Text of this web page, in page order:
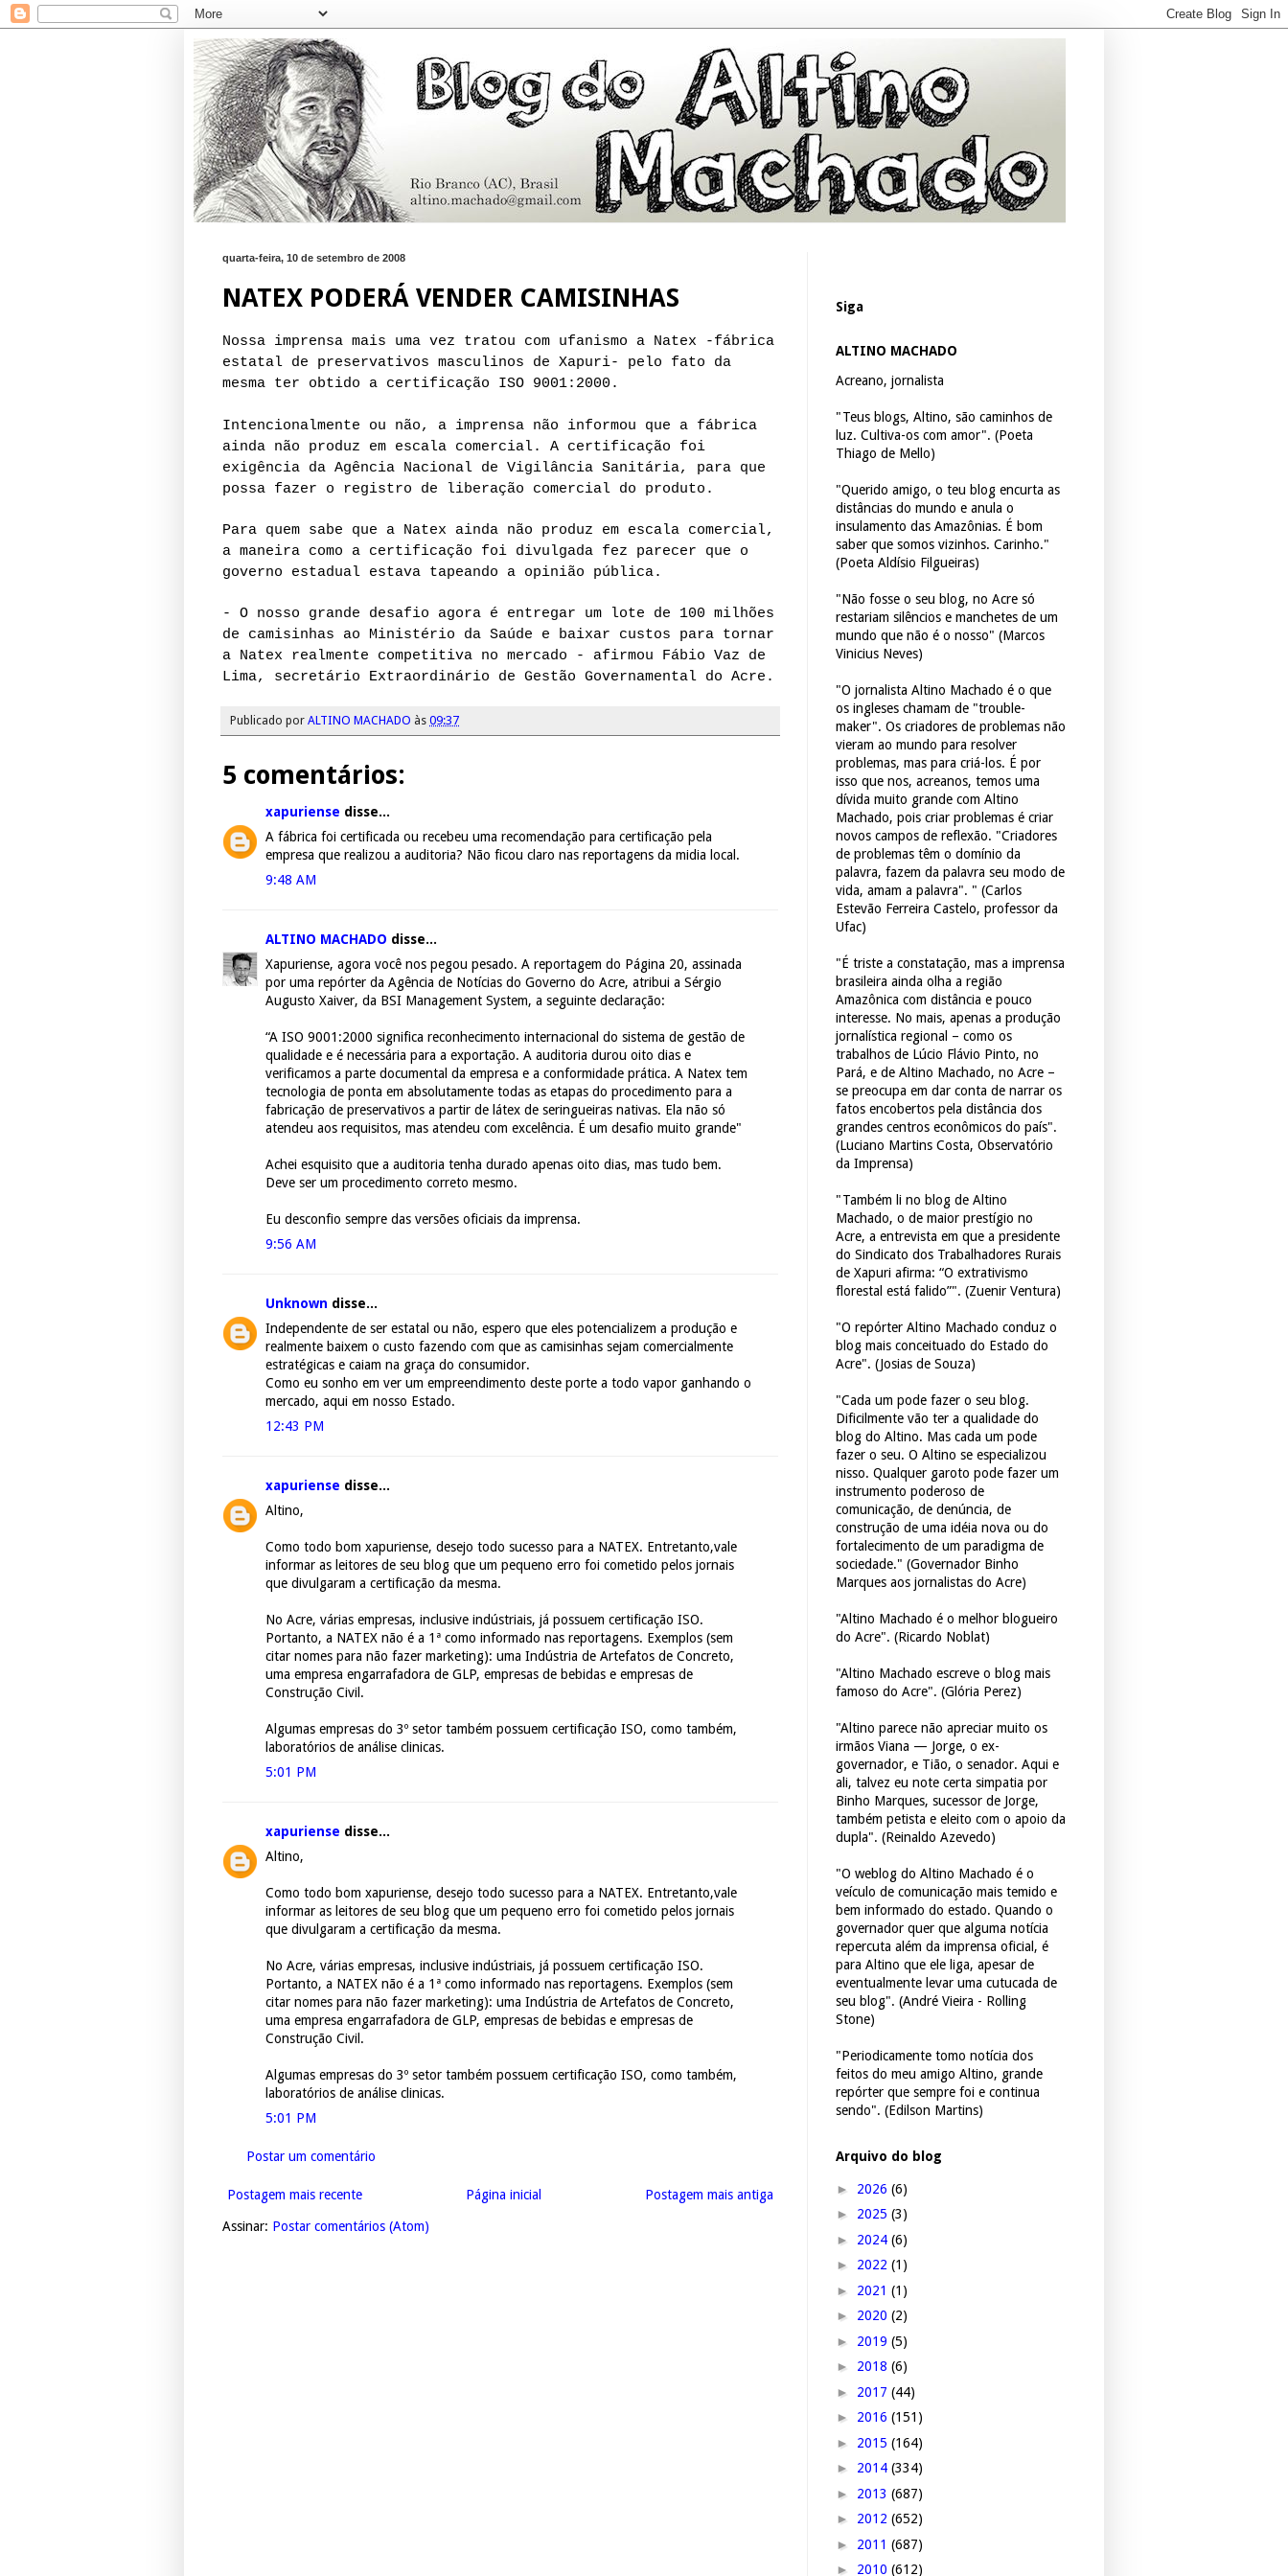
quarta-feira, 10 de setembro de 2008
NATEX PODERÁ VENDER CAMISINHAS
Nossa imprensa mais uma vez tratou com ufanismo a Natex -fábrica
estatal de preservativos masculinos de Xapuri- pelo fato da
mesma ter obtido a certificação ISO 9001:2000.
Intencionalmente ou não, a imprensa não informou que a fábrica
ainda não produz em escala comercial. A certificação foi
exigência da Agência Nacional de Vigilância Sanitária, para que
possa fazer o registro de liberação comercial do produto.
Para quem sabe que a Natex ainda não produz em escala comercial,
a maneira como a certificação foi divulgada fez parecer que o
governo estadual estava tapeando a opinião pública.
- O nosso grande desafio agora é entregar um lote de 100 milhões
de camisinhas ao Ministério da Saúde e baixar custos para tornar
a Natex realmente competitiva no mercado - afirmou Fábio Vaz de
Lima, secretário Extraordinário de Gestão Governamental do Acre.
Publicado por ALTINO MACHADO às 09:37
5 comentários:
xapuriense disse...
A fábrica foi certificada ou recebeu uma recomendação para certificação pela
empresa que realizou a auditoria? Não ficou claro nas reportagens da midia local.
9:48 AM
ALTINO MACHADO disse...
Xapuriense, agora você nos pegou pesado. A reportagem do Página 20, assinada
por uma repórter da Agência de Notícias do Governo do Acre, atribui a Sérgio
Augusto Xaiver, da BSI Management System, a seguinte declaração:
“A ISO 9001:2000 significa reconhecimento internacional do sistema de gestão de
qualidade e é necessária para a exportação. A auditoria durou oito dias e
verificamos a parte documental da empresa e a conformidade prática. A Natex tem
tecnologia de ponta em absolutamente todas as etapas do procedimento para a
fabricação de preservativos a partir de látex de seringueiras nativas. Ela não só
atendeu aos requisitos, mas atendeu com excelência. É um desafio muito grande"
Achei esquisito que a auditoria tenha durado apenas oito dias, mas tudo bem.
Deve ser um procedimento correto mesmo.
Eu desconfio sempre das versões oficiais da imprensa.
9:56 AM
Unknown disse...
Independente de ser estatal ou não, espero que eles potencializem a produção e
realmente baixem o custo fazendo com que as camisinhas sejam comercialmente
estratégicas e caiam na graça do consumidor.
Como eu sonho em ver um empreendimento deste porte a todo vapor ganhando o
mercado, aqui em nosso Estado.
12:43 PM
xapuriense disse...
Altino,
Como todo bom xapuriense, desejo todo sucesso para a NATEX. Entretanto,vale
informar as leitores de seu blog que um pequeno erro foi cometido pelos jornais
que divulgaram a certificação da mesma.
No Acre, várias empresas, inclusive indústriais, já possuem certificação ISO.
Portanto, a NATEX não é a 1ª como informado nas reportagens. Exemplos (sem
citar nomes para não fazer marketing): uma Indústria de Artefatos de Concreto,
uma empresa engarrafadora de GLP, empresas de bebidas e empresas de
Construção Civil.
Algumas empresas do 3º setor também possuem certificação ISO, como também,
laboratórios de análise clinicas.
5:01 PM
xapuriense disse...
Altino,
Como todo bom xapuriense, desejo todo sucesso para a NATEX. Entretanto,vale
informar as leitores de seu blog que um pequeno erro foi cometido pelos jornais
que divulgaram a certificação da mesma.
No Acre, várias empresas, inclusive indústriais, já possuem certificação ISO.
Portanto, a NATEX não é a 1ª como informado nas reportagens. Exemplos (sem
citar nomes para não fazer marketing): uma Indústria de Artefatos de Concreto,
uma empresa engarrafadora de GLP, empresas de bebidas e empresas de
Construção Civil.
Algumas empresas do 3º setor também possuem certificação ISO, como também,
laboratórios de análise clinicas.
5:01 PM
Postar um comentário
Postagem mais recente Postagem mais antiga
Página inicial
Assinar: Postar comentários (Atom)
Siga
ALTINO MACHADO
Acreano, jornalista
"Teus blogs, Altino, são caminhos de
luz. Cultiva-os com amor". (Poeta
Thiago de Mello)
"Querido amigo, o teu blog encurta as
distâncias do mundo e anula o
insulamento das Amazônias. É bom
saber que somos vizinhos. Carinho."
(Poeta Aldísio Filgueiras)
"Não fosse o seu blog, no Acre só
restariam silêncios e manchetes de um
mundo que não é o nosso" (Marcos
Vinicius Neves)
"O jornalista Altino Machado é o que
os ingleses chamam de "trouble-
maker". Os criadores de problemas não
vieram ao mundo para resolver
problemas, mas para criá-los. É por
isso que nos, acreanos, temos uma
dívida muito grande com Altino
Machado, pois criar problemas é criar
novos campos de reflexão. "Criadores
de problemas têm o domínio da
palavra, fazem da palavra seu modo de
vida, amam a palavra". " (Carlos
Estevão Ferreira Castelo, professor da
Ufac)
"É triste a constatação, mas a imprensa
brasileira ainda olha a região
Amazônica com distância e pouco
interesse. No mais, apenas a produção
jornalística regional – como os
trabalhos de Lúcio Flávio Pinto, no
Pará, e de Altino Machado, no Acre –
se preocupa em dar conta de narrar os
fatos encobertos pela distância dos
grandes centros econômicos do país".
(Luciano Martins Costa, Observatório
da Imprensa)
"Também li no blog de Altino
Machado, o de maior prestígio no
Acre, a entrevista em que a presidente
do Sindicato dos Trabalhadores Rurais
de Xapuri afirma: “O extrativismo
florestal está falido”". (Zuenir Ventura)
"O repórter Altino Machado conduz o
blog mais conceituado do Estado do
Acre". (Josias de Souza)
"Cada um pode fazer o seu blog.
Dificilmente vão ter a qualidade do
blog do Altino. Mas cada um pode
fazer o seu. O Altino se especializou
nisso. Qualquer garoto pode fazer um
instrumento poderoso de
comunicação, de denúncia, de
construção de uma idéia nova ou do
fortalecimento de um paradigma de
sociedade." (Governador Binho
Marques aos jornalistas do Acre)
"Altino Machado é o melhor blogueiro
do Acre". (Ricardo Noblat)
"Altino Machado escreve o blog mais
famoso do Acre". (Glória Perez)
"Altino parece não apreciar muito os
irmãos Viana — Jorge, o ex-
governador, e Tião, o senador. Aqui e
ali, talvez eu note certa simpatia por
Binho Marques, sucessor de Jorge,
também petista e eleito com o apoio da
dupla". (Reinaldo Azevedo)
"O weblog do Altino Machado é o
veículo de comunicação mais temido e
bem informado do estado. Quando o
governador quer que alguma notícia
repercuta além da imprensa oficial, é
para Altino que ele liga, apesar de
eventualmente levar uma cutucada de
seu blog". (André Vieira - Rolling
Stone)
"Periodicamente tomo notícia dos
feitos do meu amigo Altino, grande
repórter que sempre foi e continua
sendo". (Edilson Martins)
Arquivo do blog
► 2026 (6)
► 2025 (3)
► 2024 (6)
► 2022 (1)
► 2021 (1)
► 2020 (2)
► 2019 (5)
► 2018 (6)
► 2017 (44)
► 2016 (151)
► 2015 (164)
► 2014 (334)
► 2013 (687)
► 2012 (652)
► 2011 (687)
► 2010 (612)